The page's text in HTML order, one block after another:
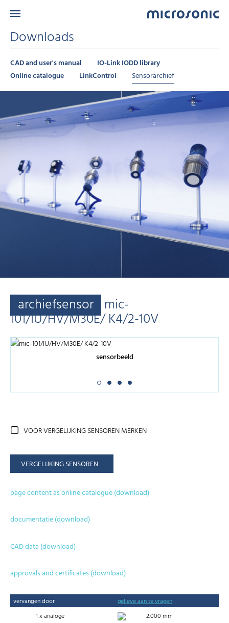
Downloads
CAD and user's manual
IO-Link IODD library
Online catalogue
LinkControl Sensorarchief
archiefsensor mic-
101/IU/HV/M30E/ K4/2-10V
sensorbeeld
VOOR VERGELIJKING SENSOREN MERKEN
VERGELIJKING SENSOREN
page content as online catalogue (download)
documentatie (download)
CAD data (download)
approvals and certificates (download)
vervangen door
gelieve aan te vragen
1 x analoge
2.000 mm